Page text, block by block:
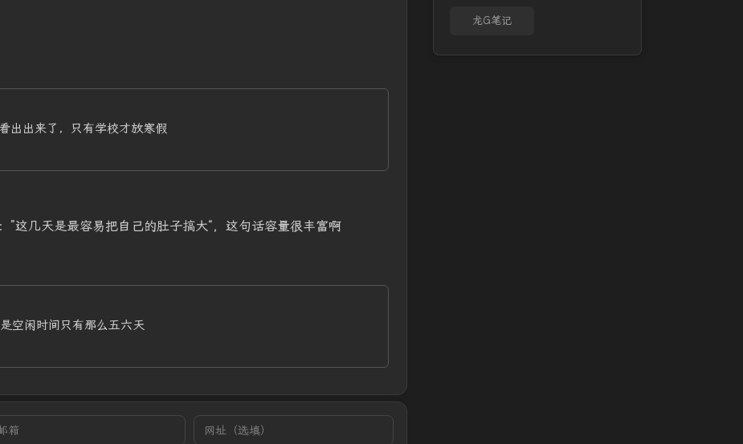
出出来了，只有学校才放寒假
”这几天是最容易把自己的肚子搞大“，这句话容量很丰富啊
空闲时间只有那么五六天
龙G笔记